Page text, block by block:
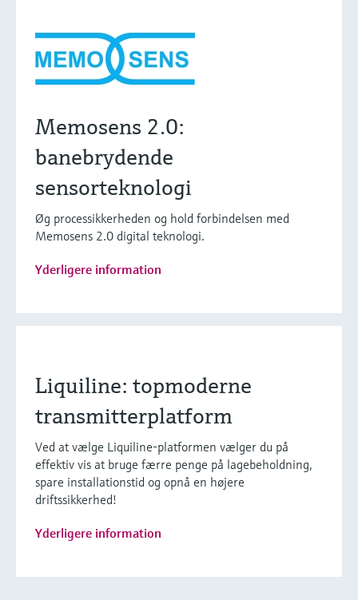
Memosens 2.0:
banebrydende
sensorteknologi
Øg processikkerheden og hold forbindelsen med
Memosens 2.0 digital teknologi.
Yderligere information
Liquiline: topmoderne
transmitterplatform
Ved at vælge Liquiline-platformen vælger du på
effektiv vis at bruge færre penge på lagebeholdning,
spare installationstid og opnå en højere
driftssikkerhed!
Yderligere information